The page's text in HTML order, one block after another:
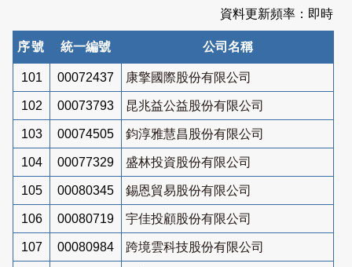
資料更新頻率：即時
序號 統一編號 公司名稱
101 00072437 康擎國際股份有限公司
102 00073793 昆兆益公益股份有限公司
103 00074505 鈞淳雅慧昌股份有限公司
104 00077329 盛林投資股份有限公司
105 00080345 錫恩貿易股份有限公司
106 00080719 宇佳投顧股份有限公司
107 00080984 跨境雲科技股份有限公司